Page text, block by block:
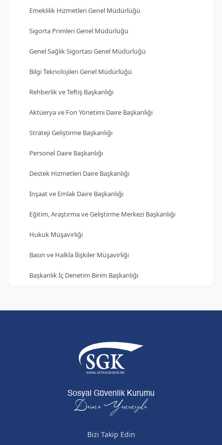
Emeklilik Hizmetleri Genel Müdürlüğü
Sigorta Primleri Genel Müdürlüğü
Genel Sağlık Sigortası Genel Müdürlüğü
Bilgi Teknolojileri Genel Müdürlüğü
Rehberlik ve Teftiş Başkanlığı
Aktüerya ve Fon Yönetimi Daire Başkanlığı
Strateji Geliştirme Başkanlığı
Personel Daire Başkanlığı
Destek Hizmetleri Daire Başkanlığı
İnşaat ve Emlak Daire Başkanlığı
Eğitim, Araştırma ve Geliştirme Merkezi Başkanlığı
Hukuk Müşavirliği
Basın ve Halkla İlişkiler Müşavirliği
Başkanlık İç Denetim Birim Başkanlığı
Sosyal Güvenlik Kurumu
Daima Yanınızda
Bizi Takip Edin